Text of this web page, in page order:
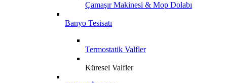
Çamaşır Makinesi & Mop Dolabı
Banyo Tesisatı
Termostatik Valfler
Küresel Valfler